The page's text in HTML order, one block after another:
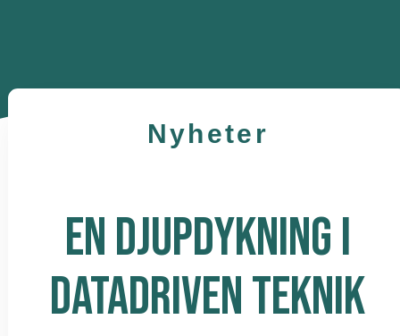
Nyheter
EN DJUPDYKNING I
DATADRIVEN TEKNIK